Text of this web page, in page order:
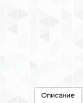
Описание